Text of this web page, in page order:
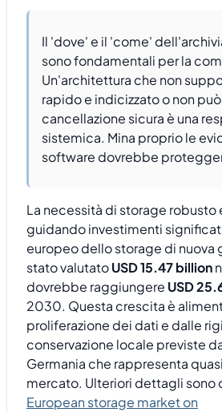
Il 'dove' e il 'come'
sono fondamentali per la
Un'architettura che non
rapido e indicizzato o non
cancellazione sicura è una
sistemica. Mina proprio le
software dovrebbe
La necessità di storage robusto
guidando investimenti
europeo dello storage di nuova
stato valutatoUSD 15.47 billion
dovrebbe raggiungere USD
2030. Questa crescita è
proliferazione dei dati e dalle
conservazione locale previste
Germania che rappresenta
mercato. Ulteriori dettagli sono
European storage market on